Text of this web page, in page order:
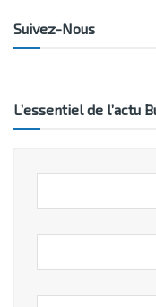
Suivez-Nous
L’essentiel de l’actu